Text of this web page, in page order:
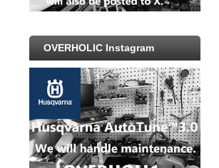
OVERHOLIC Instagram